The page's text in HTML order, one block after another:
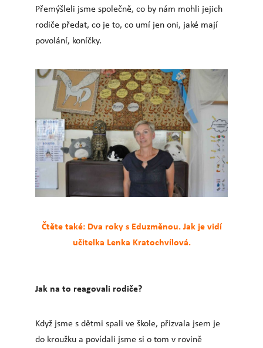
Přemýšleli jsme společně, co by nám mohli jejich
rodiče předat, co je to, co umí jen oni, jaké mají
povolání, koníčky.
Čtěte také: Dva roky s Eduzměnou. Jak je vidí
učitelka Lenka Kratochvílová.
Jak na to reagovali rodiče?
Když jsme s dětmi spali ve škole, přizvala jsem je
do kroužku a povídali jsme si o tom v rovině